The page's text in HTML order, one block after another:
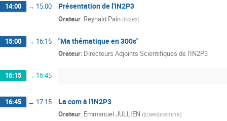
14:00 → 15:00 Présentation de l'IN2P3
Orateur: Reynald Pain (IN2P3)
15:00 → 16:15 "Ma thématique en 300s"
Orateur: Directeurs Adjoints Scientifiques de l'IN2P3
16:15 → 16:45
16:45 → 17:15 La com à l'IN2P3
Orateur: Emmanuel JULLIEN ({CNRS}INS1618)